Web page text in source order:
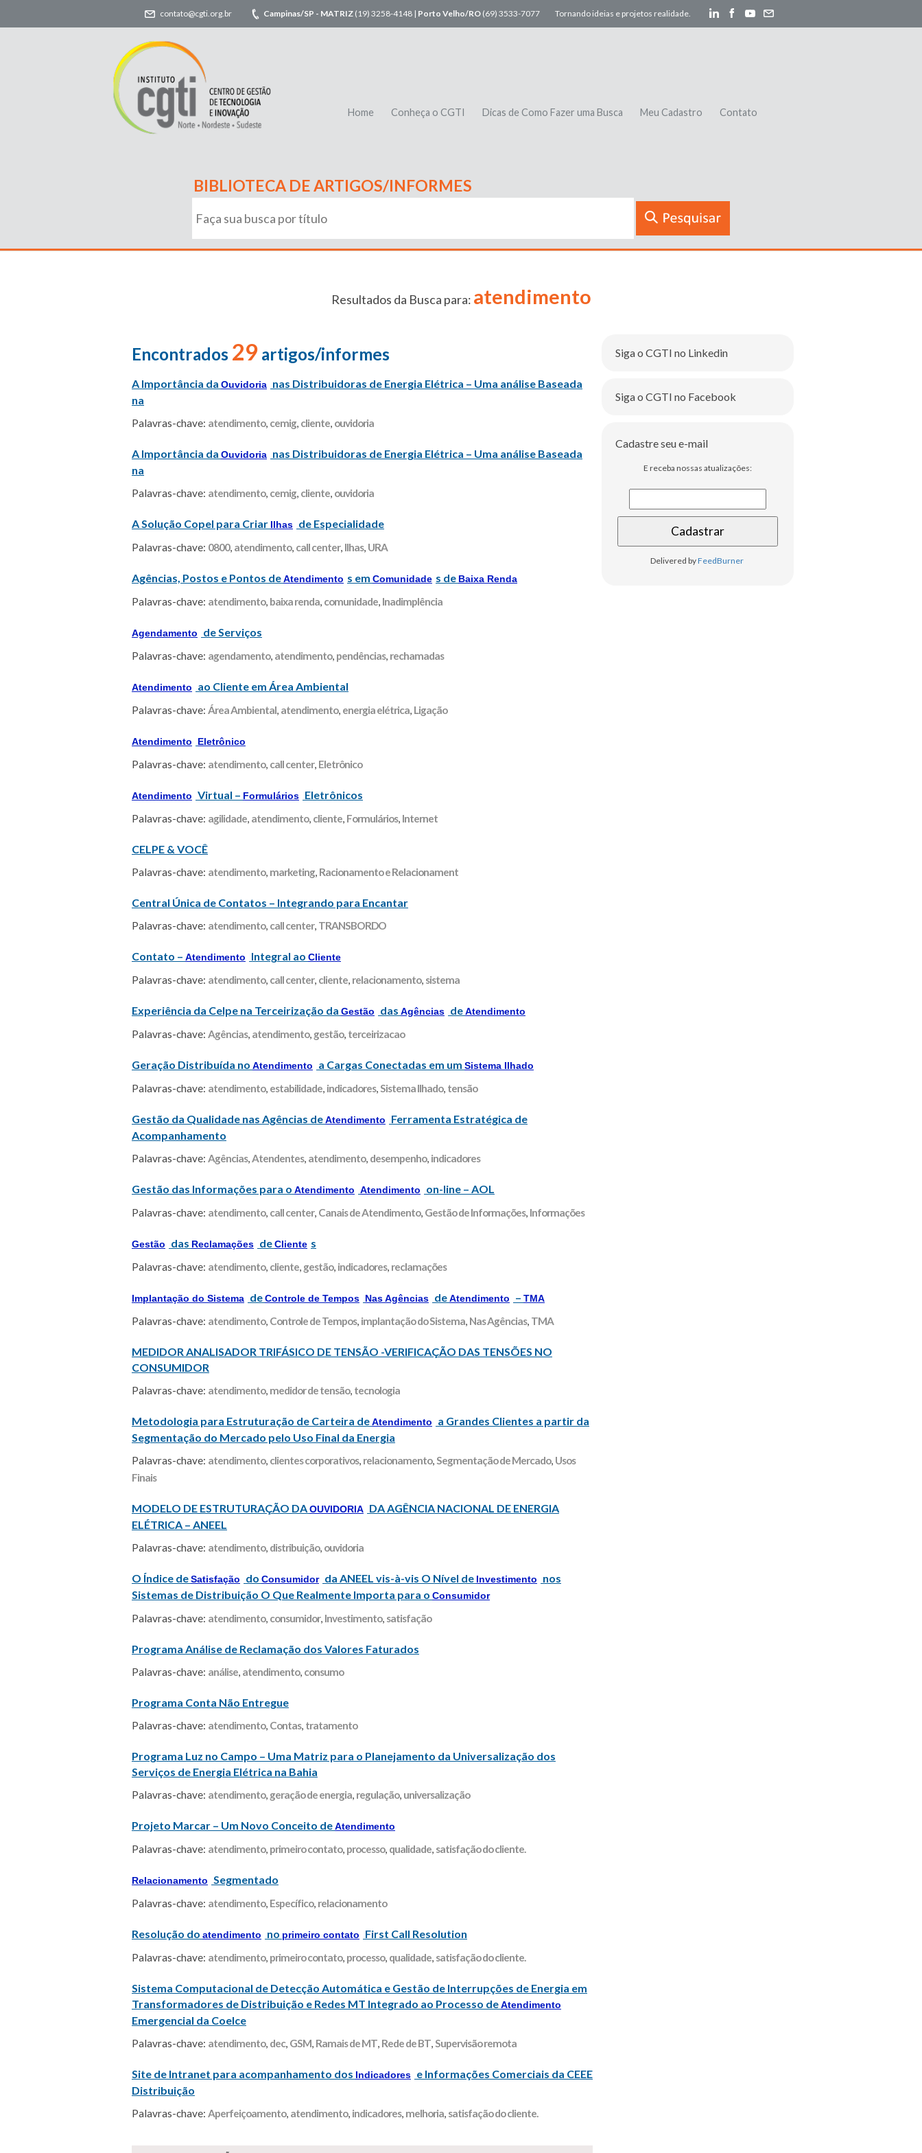
contato@cgti.org.br Campinas/SP - MATRIZ (19) 3258-4148 | Porto Velho/RO (69) 3533-7077 Tornando ideias e projetos realidade.
Home Conheça o CGTI Dicas de Como Fazer uma Busca Meu Cadastro Contato
BIBLIOTECA DE ARTIGOS/INFORMES
Resultados da Busca para: atendimento
Encontrados 29 artigos/informes
A Importância da Ouvidoria nas Distribuidoras de Energia Elétrica – Uma análise Baseada
na
Palavras-chave: atendimento, cemig, cliente, ouvidoria
A Importância da Ouvidoria nas Distribuidoras de Energia Elétrica – Uma análise Baseada
na
Palavras-chave: atendimento, cemig, cliente, ouvidoria
A Solução Copel para Criar Ilhas de Especialidade
Palavras-chave: 0800, atendimento, call center, Ilhas, URA
Agências, Postos e Pontos deAtendimento s em Comunidade s de Baixa Renda
Palavras-chave: atendimento, baixa renda, comunidade, Inadimplência
Agendamento de Serviços
Palavras-chave: agendamento, atendimento, pendências, rechamadas
Atendimento ao Cliente em Área Ambiental
Palavras-chave: Área Ambiental, atendimento, energia elétrica, Ligação
Atendimento Eletrônico
Palavras-chave: atendimento, call center, Eletrônico
Atendimento Virtual – Formulários Eletrônicos
Palavras-chave: agilidade, atendimento, cliente, Formulários, Internet
CELPE & VOCÊ
Palavras-chave: atendimento, marketing, Racionamento e Relacionament
Central Única de Contatos – Integrando para Encantar
Palavras-chave: atendimento, call center, TRANSBORDO
Contato – Atendimento Integral ao Cliente
Palavras-chave: atendimento, call center, cliente, relacionamento, sistema
Experiência da Celpe na Terceirização da Gestão das Agências deAtendimento
Palavras-chave: Agências, atendimento, gestão, terceirizacao
Geração Distribuída no Atendimento a Cargas Conectadas em um Sistema Ilhado
Palavras-chave: atendimento, estabilidade, indicadores,Sistema Ilhado, tensão
Gestão da Qualidade nas Agências deAtendimento
Ferramenta Estratégica de
Acompanhamento
Palavras-chave: Agências,Atendentes, atendimento, desempenho, indicadores
Gestão das Informações para o Atendimento Atendimento on-line – AOL
Palavras-chave: atendimento, call center, Canais de Atendimento, Gestão de Informações, Informações
Gestão das Reclamações deCliente s
Palavras-chave: atendimento, cliente, gestão, indicadores, reclamações
Implantação do Sistema deControle de Tempos Nas Agências deAtendimento – TMA
Palavras-chave: atendimento, Controle de Tempos, implantação do Sistema, Nas Agências, TMA
MEDIDOR ANALISADOR TRIFÁSICO DE TENSÃO -VERIFICAÇÃO DAS TENSÕES NO
CONSUMIDOR
Palavras-chave: atendimento, medidor de tensão, tecnologia
Metodologia para Estruturação de Carteira deAtendimento
a Grandes Clientes a partir da
Segmentação do Mercado pelo Uso Final da Energia
Palavras-chave: atendimento, clientes corporativos, relacionamento,Segmentação de Mercado, Usos
Finais
MODELO DE ESTRUTURAÇÃO DAOUVIDORIA DA AGÊNCIA NACIONAL DE ENERGIA
ELÉTRICA – ANEEL
Palavras-chave: atendimento, distribuição, ouvidoria
O Índice deSatisfação do Consumidor da ANEEL vis-à-vis O Nível de Investimento
nos
Sistemas de Distribuição O Que Realmente Importa para o Consumidor
Palavras-chave: atendimento, consumidor, Investimento, satisfação
Programa Análise de Reclamação dos Valores Faturados
Palavras-chave: análise, atendimento, consumo
Programa Conta Não Entregue
Palavras-chave: atendimento, Contas, tratamento
Programa Luz no Campo – Uma Matriz para o Planejamento da Universalização dos
Serviços de Energia Elétrica na Bahia
Palavras-chave: atendimento, geração de energia, regulação, universalização
Projeto Marcar – Um Novo Conceito deAtendimento
Palavras-chave: atendimento, primeiro contato, processo, qualidade, satisfação do cliente.
Relacionamento Segmentado
Palavras-chave: atendimento, Específico, relacionamento
Resolução do atendimento no primeiro contato First Call Resolution
Palavras-chave: atendimento, primeiro contato, processo, qualidade, satisfação do cliente.
Sistema Computacional de Detecção Automática e Gestão de Interrupções de Energia em
Transformadores de Distribuição e Redes MT Integrado ao Processo deAtendimento
Emergencial da Coelce
Palavras-chave: atendimento, dec, GSM, Ramais de MT, Rede de BT,Supervisão remota
Site de Intranet para acompanhamento dos Indicadores e Informações Comerciais da CEEE
Distribuição
Palavras-chave: Aperfeiçoamento, atendimento, indicadores, melhoria, satisfação do cliente.
Siga o CGTI no Linkedin
Siga o CGTI no Facebook
Cadastre seu e-mail
E receba nossas atualizações:
Delivered byFeedBurner